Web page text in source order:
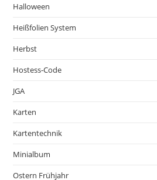
Halloween
Heißfolien System
Herbst
Hostess-Code
JGA
Karten
Kartentechnik
Minialbum
Ostern Frühjahr